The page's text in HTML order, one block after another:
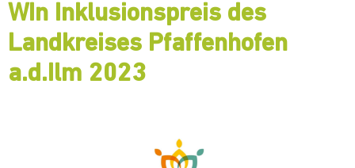
WIn Inklusionspreis des
Landkreises Pfaffenhofen
a.d.Ilm 2023